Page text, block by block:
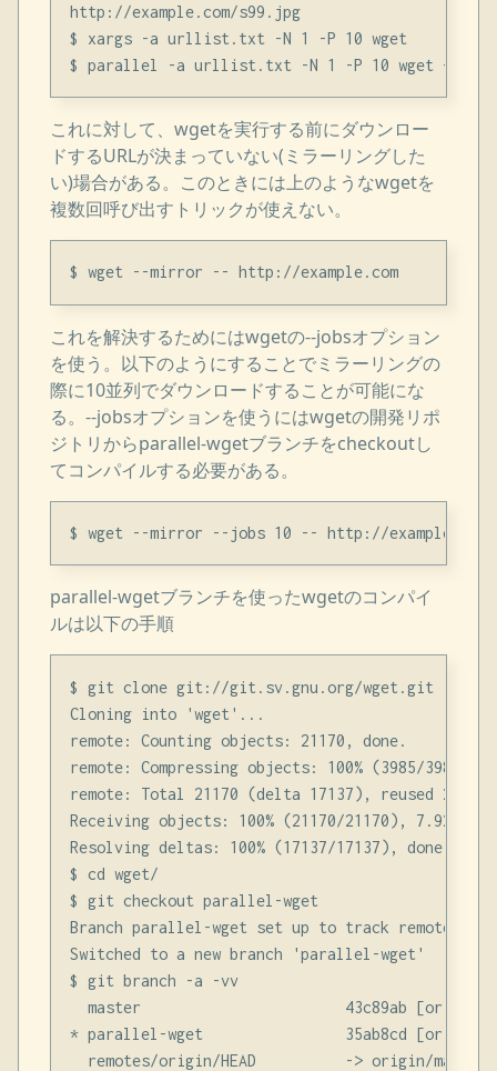
http://example.com/s99.jpg
$ xargs -a urllist.txt -N 1 -P 10 wget
これに対して、wgetを実行する前にダウンロー
ドするURLが決まっていない(ミラーリングした
い)場合がある。このときには上のようなwgetを
複数回呼び出すトリックが使えない。
$ wget --mirror -- http://example.com
これを解決するためにはwgetの--jobsオプション
を使う。以下のようにすることでミラーリングの
際に10並列でダウンロードすることが可能にな
る。--jobsオプションを使うにはwgetの開発リポ
ジトリからparallel-wgetブランチをcheckoutし
てコンパイルする必要がある。
parallel-wgetブランチを使ったwgetのコンパイ
ルは以下の手順
$ git clone git://git.sv.gnu.org/wget.git
Cloning into 'wget'...
remote: Counting objects: 21170, done.
remote: Compressing objects: 100% (3985/3985),
remote: Total 21170 (delta 17137), reused
Receiving objects: 100% (21170/21170), 7.92
Resolving deltas: 100% (17137/17137), done.
$ cd wget/
$ git checkout parallel-wget
Branch parallel-wget set up to track remote
Switched to a new branch 'parallel-wget'
$ git branch -a -vv
master                       43c89ab [origin/
* parallel-wget                35ab8cd [origin/
  remotes/origin/HEAD          -> origin/master